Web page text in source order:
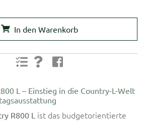
In den Warenkorb
L – Einstieg in die Country-L-Welt
R800 L ist das budgetorientierte